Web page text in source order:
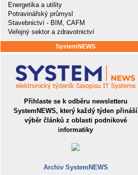
Energetika a utility
Potravinářský průmysl
Stavebnictví - BIM, CAFM
Veřejný sektor a zdravotnictví
SystemNEWS
Přihlaste se k odběru newsletteru
SystemNEWS, který každý týden přináší
výběr článků z oblasti podnikové
informatiky
Archiv SystemNEWS